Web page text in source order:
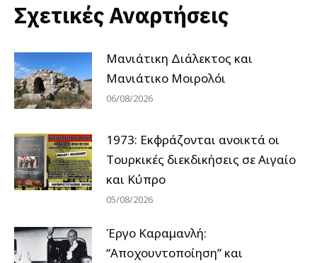
Σχετικές Αναρτήσεις
Μανιάτικη Διάλεκτος και
Μανιάτικο Μοιρολόι
06/08/2026
1973: Εκφράζονται ανοικτά οι
Tουρκικές διεκδικήσεις σε Αιγαίο
και Κύπρο
05/08/2026
Έργο Καραμανλή:
“Αποχουντοποίηση” και